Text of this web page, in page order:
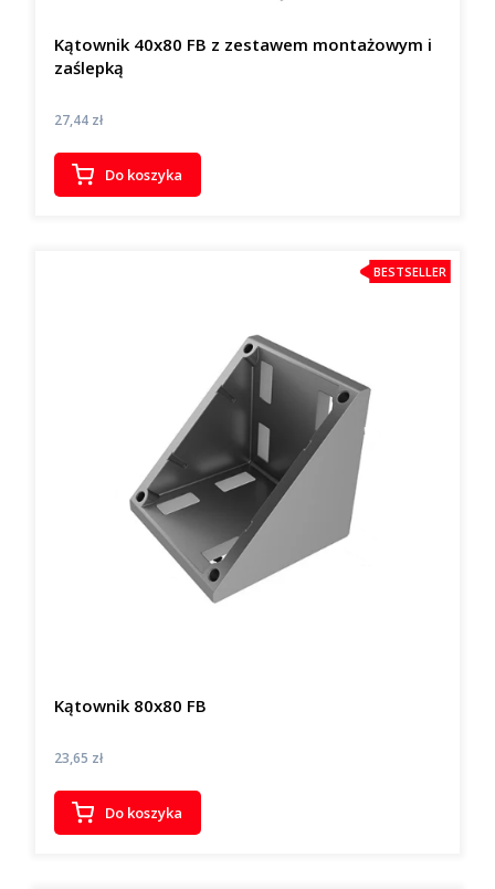
Kątownik 40x80 FB z zestawem montażowym i
zaślepką
Cena
27,44 zł
Do koszyka
BESTSELLER
Kątownik 80x80 FB
Cena
23,65 zł
Do koszyka